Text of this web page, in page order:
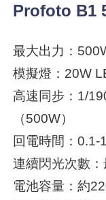
Profoto B1
最大出力：
模擬燈：20W
高速同步：1/
（500W）
回電時間：0.1-
連續閃光次數
電池容量：約